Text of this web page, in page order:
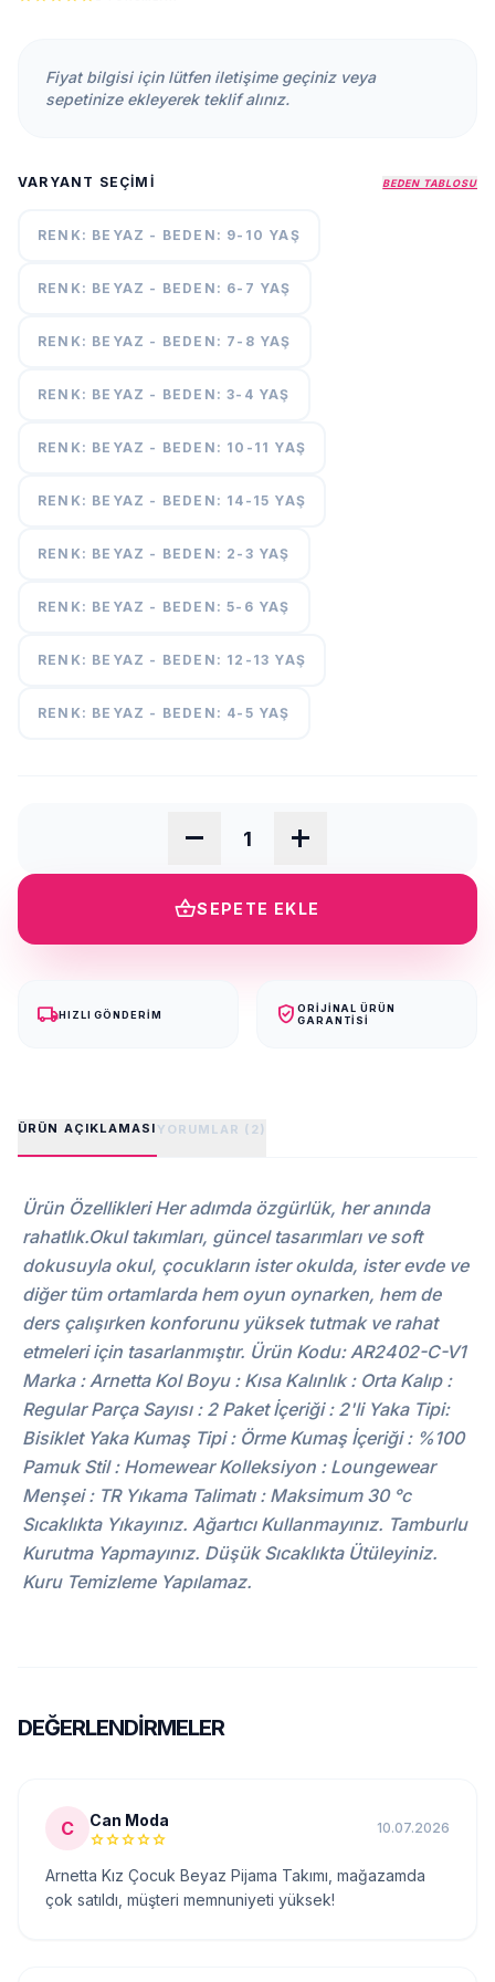
İLETİŞİM
ŞARTLARI
+90
55
Fiyat bilgisi için lütfen iletişime geçiniz veya
sepetinize ekleyerek teklif alınız.
VARYANT SEÇIMI BEDEN TABLOSU
RENK: BEYAZ - BEDEN: 9-10 YAŞ
RENK: BEYAZ - BEDEN: 6-7 YAŞ
RENK: BEYAZ - BEDEN: 7-8 YAŞ
RENK: BEYAZ - BEDEN: 3-4 YAŞ
RENK: BEYAZ - BEDEN: 10-11 YAŞ
RENK: BEYAZ - BEDEN: 14-15 YAŞ
RENK: BEYAZ - BEDEN: 2-3 YAŞ
RENK: BEYAZ - BEDEN: 5-6 YAŞ
RENK: BEYAZ - BEDEN: 12-13 YAŞ
RENK: BEYAZ - BEDEN: 4-5 YAŞ
remove add
shopping_basketSEPETE EKLE
local_shippingHIZLI GÖNDERIM verified_user ORIJINAL ÜRÜN
GARANTISI
ÜRÜN AÇIKLAMASIYORUMLAR (2)
Ürün Özellikleri Her adımda özgürlük, her anında
rahatlık.Okul takımları, güncel tasarımları ve soft
dokusuyla okul, çocukların ister okulda, ister evde ve
diğer tüm ortamlarda hem oyun oynarken, hem de
ders çalışırken konforunu yüksek tutmak ve rahat
etmeleri için tasarlanmıştır. Ürün Kodu: AR2402-C-V1
Marka : Arnetta Kol Boyu : Kısa Kalınlık : Orta Kalıp :
Regular Parça Sayısı : 2 Paket İçeriği : 2'li Yaka Tipi:
Bisiklet Yaka Kumaş Tipi : Örme Kumaş İçeriği : %100
Pamuk Stil : Homewear Kolleksiyon : Loungewear
Menşei : TR Yıkama Talimatı : Maksimum 30 °c
Sıcaklıkta Yıkayınız. Ağartıcı Kullanmayınız. Tamburlu
Kurutma Yapmayınız. Düşük Sıcaklıkta Ütüleyiniz.
Kuru Temizleme Yapılamaz.
DEĞERLENDIRMELER
C Can Moda
starstarstarstarstar
10.07.2026
Arnetta Kız Çocuk Beyaz Pijama Takımı, mağazamda
çok satıldı, müşteri memnuniyeti yüksek!